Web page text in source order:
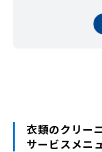
衣類のクリー
サービスメニ